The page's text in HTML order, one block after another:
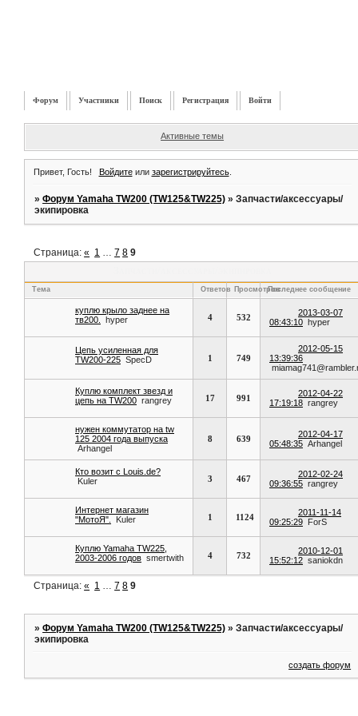
Форум Участники Поиск Регистрация Войти
Активные темы
Привет, Гость! Войдитеили зарегистрируйтесь.
»Форум Yamaha TW200 (TW125&TW225) »Запчасти/аксессуары/
экипировка
Страница:« 1 … 7 8 9
Тема Ответов ПросмотровПоследнее сообщение
куплю крыло заднее на
тв200.
hyper 4 532
2013-03-07
08:43:10 hyper
Цепь усиленная для
TW200-225 SpecD 1 749
2012-05-15
13:39:36
Куплю комплект звезд и
цепь на TW200 rangrey 17 991
2012-04-22
17:19:18 rangrey
нужен коммутатор на tw
125 2004 года выпуска
Arhangel
8 639
2012-04-17
05:48:35 Arhangel
Кто возит с Louis.de?
Kuler
3 467
2012-02-24
09:36:55 rangrey
Интернет магазин
"МотоЯ".
Kuler 1 1124
2011-11-14
09:25:29 ForS
Куплю Yamaha TW225,
2003-2006 годов smertwith 4 732
2010-12-01
15:52:12 saniokdn
Страница:« 1 … 7 8 9
»Форум Yamaha TW200 (TW125&TW225) »Запчасти/аксессуары/
экипировка
создать форум